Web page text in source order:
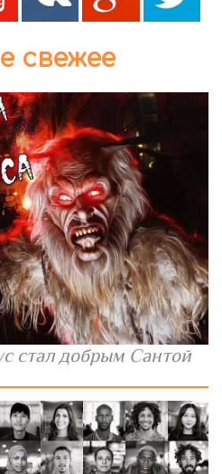
свежее
стал добрым Сантой